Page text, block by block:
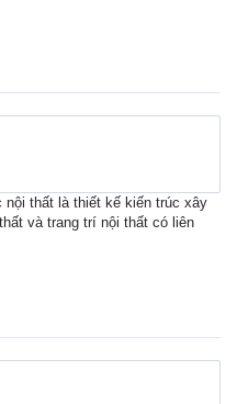
nội thất là thiết kế kiến trúc xây
và trang trí nội thất có liên